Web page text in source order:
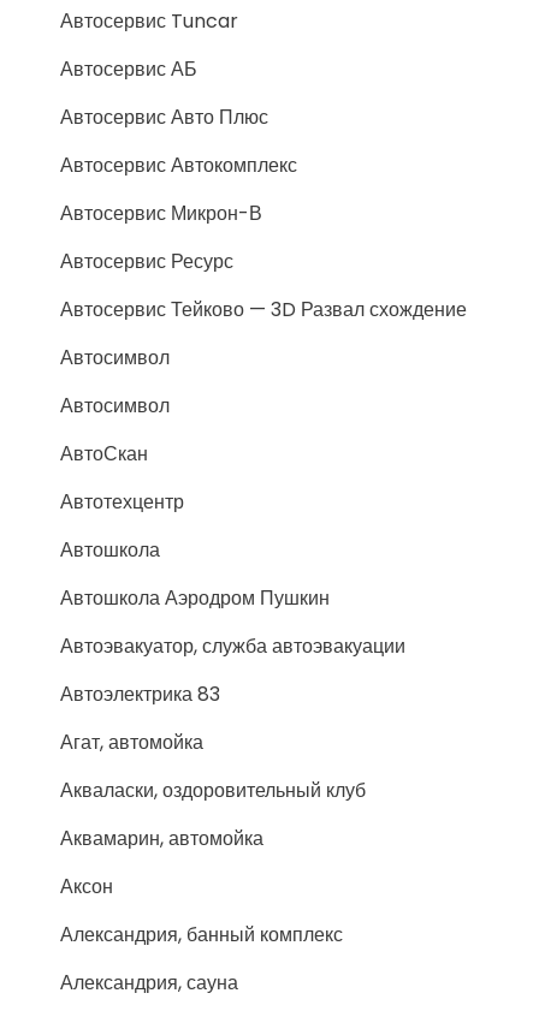
Автосервис Tuncar
Автосервис АБ
Автосервис Авто Плюс
Автосервис Автокомплекс
Автосервис Микрон-В
Автосервис Ресурс
Автосервис Тейково — 3D Развал схождение
Автосимвол
Автосимвол
АвтоСкан
Автотехцентр
Автошкола
Автошкола Аэродром Пушкин
Автоэвакуатор, служба автоэвакуации
Автоэлектрика 83
Агат, автомойка
Акваласки, оздоровительный клуб
Аквамарин, автомойка
Аксон
Александрия, банный комплекс
Александрия, сауна